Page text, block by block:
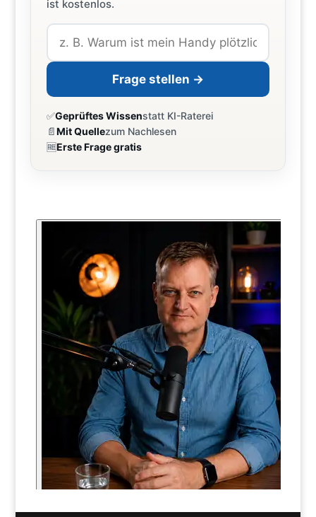
ist kostenlos.
Frage stellen →
✅Geprüftes Wissenstatt KI-Raterei
📄Mit Quellezum Nachlesen
🆓Erste Frage gratis